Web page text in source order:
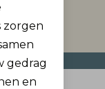
zorgen
gedrag
en